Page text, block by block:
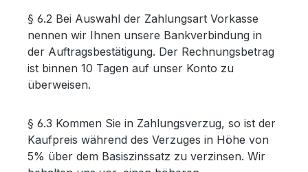
§ 6.2 Bei Auswahl der Zahlungsart Vorkasse
nennen wir Ihnen unsere Bankverbindung in
der Auftragsbestätigung. Der Rechnungsbetrag
ist binnen 10 Tagen auf unser Konto zu
überweisen.
§ 6.3 Kommen Sie in Zahlungsverzug, so ist der
Kaufpreis während des Verzuges in Höhe von
5% über dem Basiszinssatz zu verzinsen. Wir